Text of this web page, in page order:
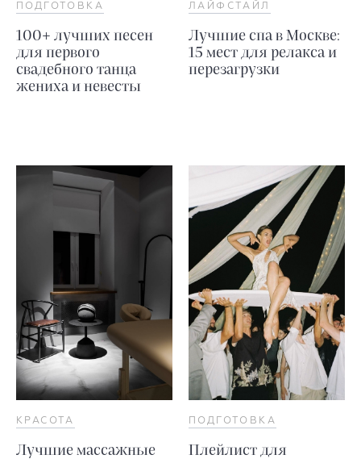
ПОДГОТОВКА
100+ лучших песен
для первого
свадебного танца
жениха и невесты
ЛАЙФСТАЙЛ
Лучшие спа в Москве:
15 мест для релакса и
перезагрузки
КРАСОТА
Лучшие массажные
ПОДГОТОВКА
Плейлист для